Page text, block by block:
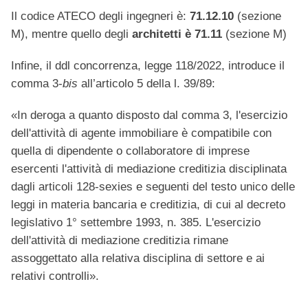
Il codice ATECO degli ingegneri è: 71.12.10 (sezione
M), mentre quello degli architetti è 71.11 (sezione M)
Infine, il ddl concorrenza, legge 118/2022, introduce il
comma 3-bis all’articolo 5 della l. 39/89:
«In deroga a quanto disposto dal comma 3, l'esercizio
dell'attività di agente immobiliare è compatibile con
quella di dipendente o collaboratore di imprese
esercenti l'attività di mediazione creditizia disciplinata
dagli articoli 128-sexies e seguenti del testo unico delle
leggi in materia bancaria e creditizia, di cui al decreto
legislativo 1° settembre 1993, n. 385. L'esercizio
dell'attività di mediazione creditizia rimane
assoggettato alla relativa disciplina di settore e ai
relativi controlli».